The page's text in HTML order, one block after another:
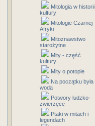
Mitologia w historii
kultury
Mitologie Czarnej
Afryki
Mitoznawstwo
starożytne
Mity - część
kultury
Mity o potopie
Na początku była
woda
Potwory ludzko-
zwierzęce
Ptaki w mitach i
legendach